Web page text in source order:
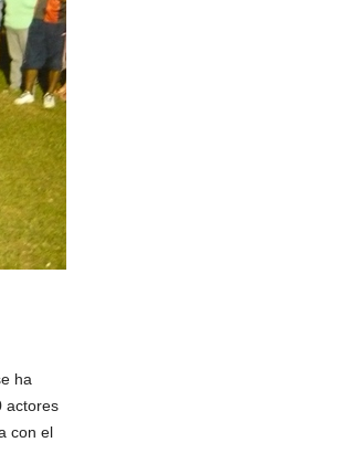
ha
actores
con el